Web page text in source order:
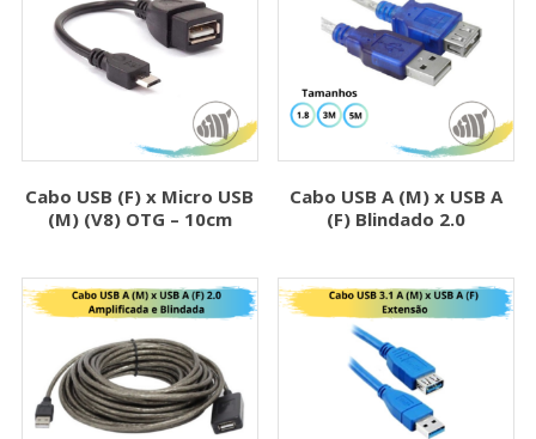
Cabo USB (F) x Micro USB
(M) (V8) OTG – 10cm
Cabo USB A (M) x USB A
(F) Blindado 2.0